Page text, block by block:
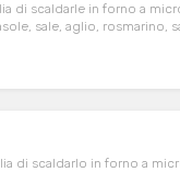
di scaldarle in forno a
sale, aglio, rosmarino,
di scaldarlo in forno a